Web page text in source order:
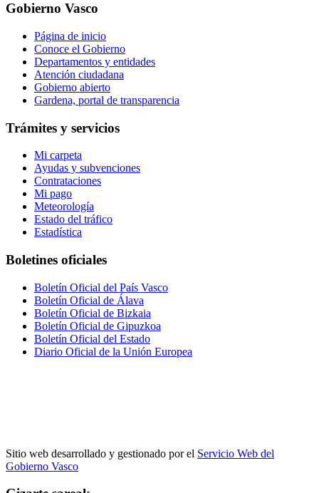
Gobierno Vasco
Página de inicio
Conoce el Gobierno
Departamentos y entidades
Atención ciudadana
Gobierno abierto
Gardena, portal de transparencia
Trámites y servicios
Mi carpeta
Ayudas y subvenciones
Contrataciones
Mi pago
Meteorología
Estado del tráfico
Estadística
Boletines oficiales
Boletín Oficial del País Vasco
Boletín Oficial de Álava
Boletín Oficial de Bizkaia
Boletín Oficial de Gipuzkoa
Boletín Oficial del Estado
Diario Oficial de la Unión Europea
Sitio web desarrollado y gestionado por el Servicio Web del
Gobierno Vasco